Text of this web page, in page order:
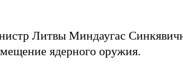
Литвы Миндаугас
ядерного оружия.